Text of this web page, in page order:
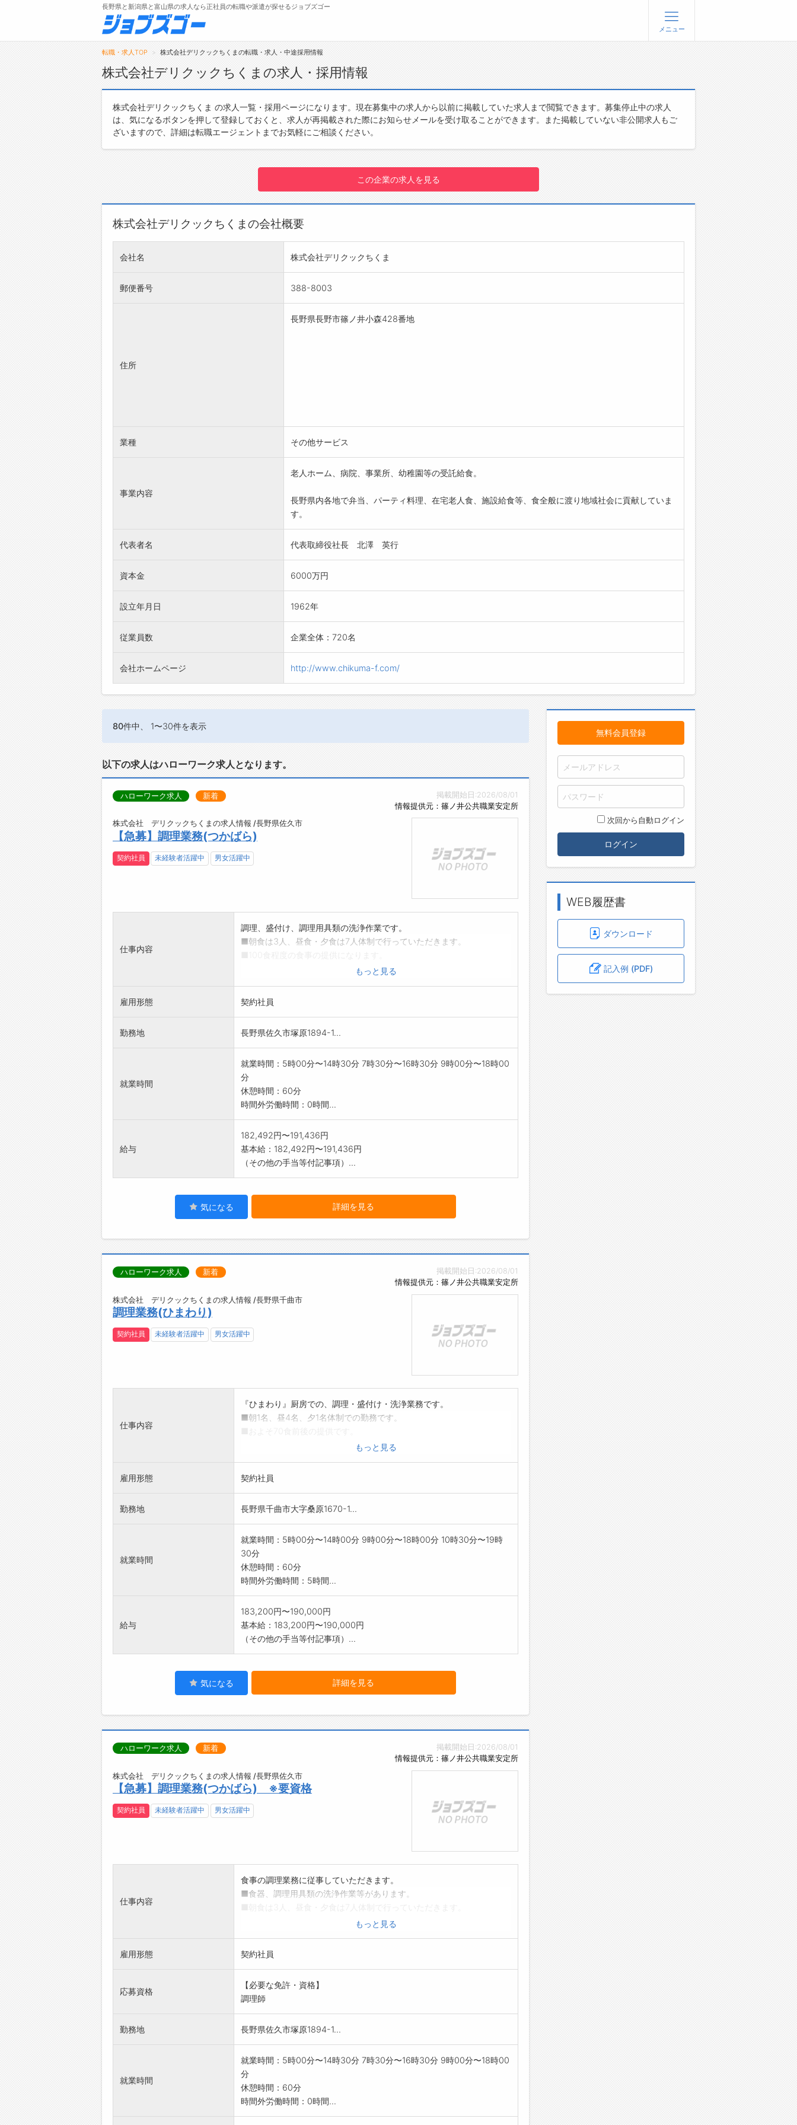
トップ
転職ノウハウ(応募書類の書き方・面接対策な
ど)
転職・採用コラム
会社概要
長野県と新潟県と富山県の求人なら正社員の転職や派遣が探せるジョブズゴー
メニュー
転職・求人TOP 株式会社デリクックちくまの転職・求人・中途採用情報
株式会社デリクックちくまの求人・採用情報
株式会社デリクックちくま の求人一覧・採用ページになります。現在募集中の求人から以前に掲載していた求人まで閲覧できます。募集停止中の求人
は、気になるボタンを押して登録しておくと、求人が再掲載された際にお知らせメールを受け取ることができます。また掲載していない非公開求人もご
ざいますので、詳細は転職エージェントまでお気軽にご相談ください。
この企業の求人を見る
株式会社デリクックちくまの会社概要
会社名 株式会社デリクックちくま
郵便番号 388-8003
住所
長野県長野市篠ノ井小森428番地
業種 その他サービス
事業内容
老人ホーム、病院、事業所、幼稚園等の受託給食。
長野県内各地で弁当、パーティ料理、在宅老人食、施設給食等、食全般に渡り地域社会に貢献していま
す。
代表者名 代表取締役社長 北澤 英行
資本金 6000万円
設立年月日 1962年
従業員数 企業全体：720名
会社ホームページ http://www.chikuma-f.com/
80件中、 1〜30件を表示
以下の求人はハローワーク求人となります。
掲載開始日:2026/08/01
情報提供元：篠ノ井公共職業安定所
ハローワーク求人 新着
株式会社 デリクックちくまの求人情報 /長野県佐久市
【急募】調理業務(つかばら)
契約社員 未経験者活躍中 男女活躍中
仕事内容
調理、盛付け、調理用具類の洗浄作業です。
■朝食は3人、昼食・夕食は7人体制で行っていただきます。
*高齢の方々への食事提供業務となりますが、ご家庭で料理をされ
*未経験の方も丁寧に指導します。安心してご応募下さい。
【変更範囲:会社の定める業務】
もっと見る
雇用形態 契約社員
勤務地 長野県佐久市塚原1894-1...
就業時間
就業時間：5時00分〜14時30分 7時30分〜16時30分 9時00分〜18時00
分
休憩時間：60分
時間外労働時間：0時間...
給与
182,492円〜191,436円
基本給：182,492円〜191,436円
（その他の手当等付記事項）...
気になる 詳細を見る
掲載開始日:2026/08/01
情報提供元：篠ノ井公共職業安定所
ハローワーク求人 新着
株式会社 デリクックちくまの求人情報 /長野県千曲市
調理業務(ひまわり)
契約社員 未経験者活躍中 男女活躍中
仕事内容
『ひまわり』厨房での、調理・盛付け・洗浄業務です。
■朝1名、昼4名、夕1名体制での勤務です。
*未経験の方にも丁寧に指導しますので、お気軽にご応募下さい。
される方であれば業務遂行に差し支えない業務内容です。
【変更範囲】会社の定める業務
もっと見る
雇用形態 契約社員
勤務地 長野県千曲市大字桑原1670-1...
就業時間
就業時間：5時00分〜14時00分 9時00分〜18時00分 10時30分〜19時
30分
休憩時間：60分
時間外労働時間：5時間...
給与
183,200円〜190,000円
基本給：183,200円〜190,000円
（その他の手当等付記事項）...
気になる 詳細を見る
掲載開始日:2026/08/01
情報提供元：篠ノ井公共職業安定所
ハローワーク求人 新着
株式会社 デリクックちくまの求人情報 /長野県佐久市
【急募】調理業務(つかばら) ※要資格
契約社員 未経験者活躍中 男女活躍中
仕事内容
食事の調理業務に従事していただきます。
■食器、調理用具類の洗浄作業等があります。
■100食程度の食事の提供になります。
る方であれば業務遂行に差し支えない業務内容です。
*未経験の方も丁寧に指導します。安心してご応募下さい。
もっと見る
雇用形態 契約社員
応募資格
【必要な免許・資格】
調理師
勤務地 長野県佐久市塚原1894-1...
就業時間
就業時間：5時00分〜14時30分 7時30分〜16時30分 9時00分〜18時00
分
休憩時間：60分
時間外労働時間：0時間...
無料会員登録
次回から自動ログイン
ログイン
WEB履歴書
ダウンロード
記入例 (PDF)